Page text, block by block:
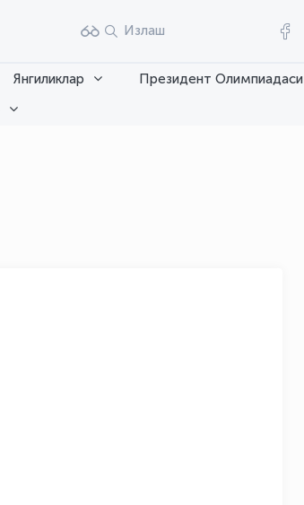
Излаш
Янгиликлар Президент Олимпиадаси